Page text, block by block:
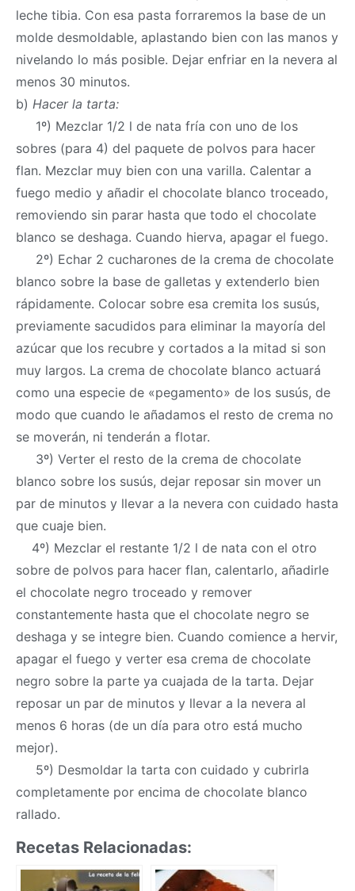
leche tibia. Con esa pasta forraremos la base de un
molde desmoldable, aplastando bien con las manos y
nivelando lo más posible. Dejar enfriar en la nevera al
menos 30 minutos.
b) Hacer la tarta:
1º) Mezclar 1/2 l de nata fría con uno de los
sobres (para 4) del paquete de polvos para hacer
flan. Mezclar muy bien con una varilla. Calentar a
fuego medio y añadir el chocolate blanco troceado,
removiendo sin parar hasta que todo el chocolate
blanco se deshaga. Cuando hierva, apagar el fuego.
2º) Echar 2 cucharones de la crema de chocolate
blanco sobre la base de galletas y extenderlo bien
rápidamente. Colocar sobre esa cremita los susús,
previamente sacudidos para eliminar la mayoría del
azúcar que los recubre y cortados a la mitad si son
muy largos. La crema de chocolate blanco actuará
como una especie de «pegamento» de los susús, de
modo que cuando le añadamos el resto de crema no
se moverán, ni tenderán a flotar.
3º) Verter el resto de la crema de chocolate
blanco sobre los susús, dejar reposar sin mover un
par de minutos y llevar a la nevera con cuidado hasta
que cuaje bien.
4º) Mezclar el restante 1/2 l de nata con el otro
sobre de polvos para hacer flan, calentarlo, añadirle
el chocolate negro troceado y remover
constantemente hasta que el chocolate negro se
deshaga y se integre bien. Cuando comience a hervir,
apagar el fuego y verter esa crema de chocolate
negro sobre la parte ya cuajada de la tarta. Dejar
reposar un par de minutos y llevar a la nevera al
menos 6 horas (de un día para otro está mucho
mejor).
5º) Desmoldar la tarta con cuidado y cubrirla
completamente por encima de chocolate blanco
rallado.
Recetas Relacionadas: